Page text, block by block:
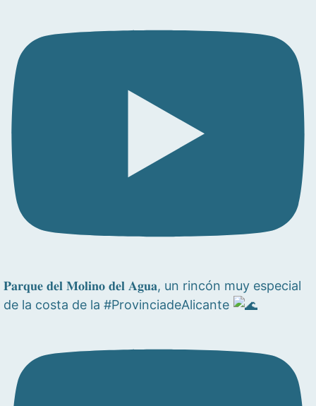
𝐏𝐚𝐫𝐪𝐮𝐞 𝐝𝐞𝐥 𝐌𝐨𝐥𝐢𝐧𝐨 𝐝𝐞𝐥 𝐀𝐠𝐮𝐚, un rincón muy especial
de la costa de la #ProvinciadeAlicante